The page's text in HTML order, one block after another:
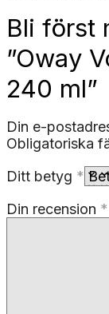
Bli först
”Oway
240 ml”
Din e-
Obligatoriska
Ditt betyg *
Din recension *